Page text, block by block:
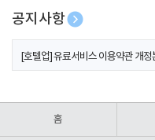
공지사항
[호텔업] 개인정보 처리방침 개정본1
[호텔업] 유료서비스 이용약관 개정
홈